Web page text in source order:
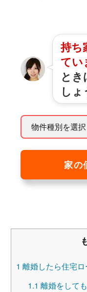
持ち
てい
とき
しょ
家の
1 離婚したら住宅
1.1 離婚をして